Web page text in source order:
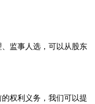
监事人选，可以从股东
权利义务，我们可以提